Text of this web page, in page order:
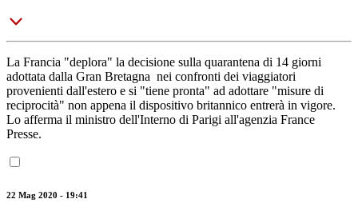
La Francia "deplora" la decisione sulla quarantena di 14 giorni
adottata dalla Gran Bretagna nei confronti dei viaggiatori
provenienti dall'estero e si "tiene pronta" ad adottare "misure di
reciprocità" non appena il dispositivo britannico entrerà in vigore.
Lo afferma il ministro dell'Interno di Parigi all'agenzia France
Presse.
22 Mag 2020 - 19:41